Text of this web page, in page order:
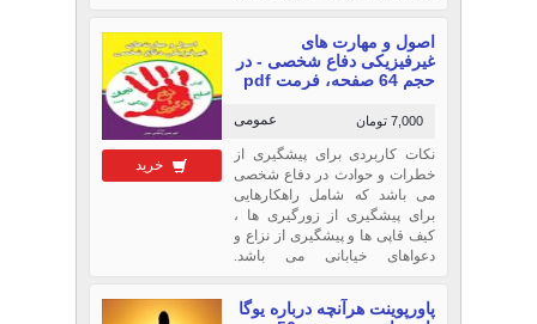
خرید
اصول و مهارت های
غیرفیزیکی دفاع شخصی - در
حجم 64 صفحه، فرمت pdf
عمومی 7,000 تومان
نکات کاربردی برای پیشگیری از
خطرات و حوادث در دفاع شخصی
می باشد که شامل راهکارهایی
برای پیشگیری از زورگیری ها ،
کیف قاپی ها و پیشگیری از نزاع و
دعواهای خیابانی می باشد.
پاورپوینت هرآنچه درباره یوگا